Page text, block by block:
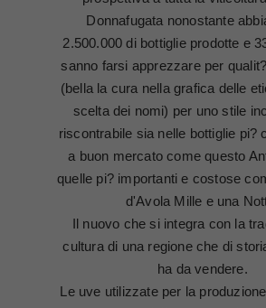
Donnafugata nonostante
2.500.000 di bottiglie prodotte e
sanno farsi apprezzare per
(bella la cura nella grafica delle
scelta dei nomi) per uno stile
riscontrabile sia nelle bottiglie pi?
a buon mercato come questo
quelle pi? importanti e costose
d'Avola Mille e una
Il nuovo che si integra con la
cultura di una regione che di
ha da vendere.
Le uve utilizzate per la